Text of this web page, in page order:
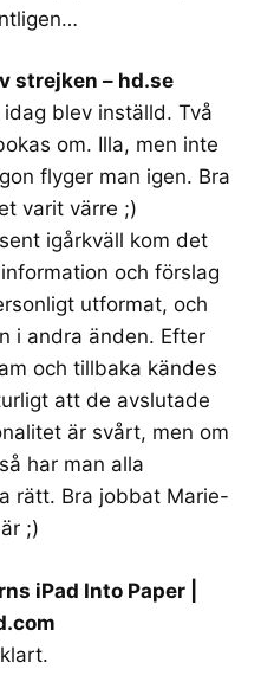
strejken – hd.se
blev inställd. Två
om. Illa, men inte
flyger man igen. Bra
varit värre ;)
igårkväll kom det
och förslag
utformat, och
i andra änden. Efter
och tillbaka kändes
att de avslutade
är svårt, men om
har man alla
rätt. Bra jobbat Marie-
;)
iPad Into Paper |